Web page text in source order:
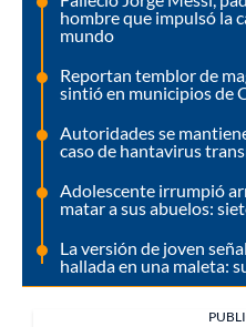
hombre que impulsó la
mundo
Reportan temblor de
sintió en municipios de
Autoridades se
caso de hantavirus
Adolescente irrumpió
matar a sus abuelos:
La versión de joven
hallada en una maleta: